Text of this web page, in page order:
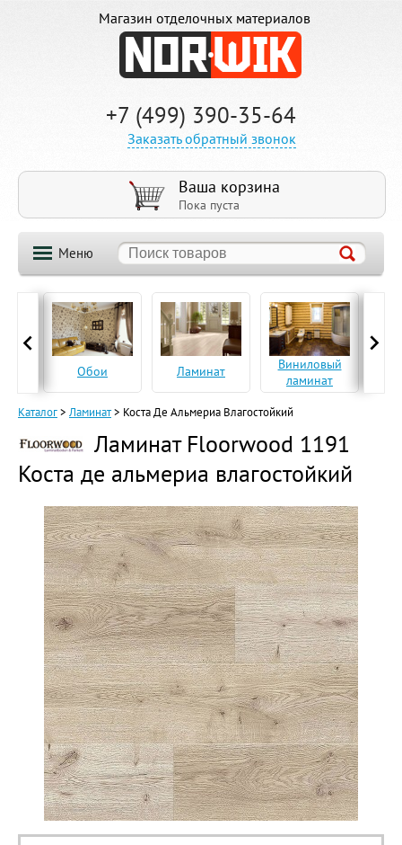
Магазин отделочных материалов
+7 (499) 390-35-64
Заказать обратный звонок
Ваша корзина
Пока пуста
Меню
Обои Ламинат
Виниловый
ламинат
Каталог> Ламинат> Коста Де Альмериа Влагостойкий
Ламинат Floorwood 1191
Коста де альмериа влагостойкий